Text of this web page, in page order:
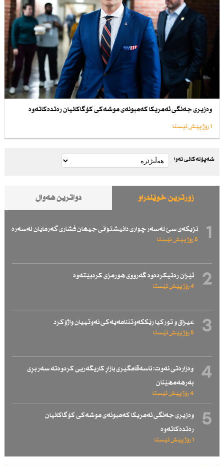
وەزیری جەنگی ئەمریكا كەمبونەی موشەكی كۆگاكانیان رەتدەكاتەوە
1 رۆژ پێش ئێستا
شەپۆلەکانی نەوا
زۆرترین خوێندراو دواترین هەواڵ
1 نزیكەی سێ لەسەر چواری دانیشتوانی جیهان فشاری گەرمایان لەسەرە
5 رۆژ پێش ئێستا
2 ئێران رەتیكردەوە گەرووی هورمزی كردبێتەوە
4 رۆژ پێش ئێستا
3 عیراق و توركیا رێككەوتننامەیەكی نەوتییان واژۆكرد
5 رۆژ پێش ئێستا
4
وەزارەتی نەوت: ناسەقامگیری بازاڕ كاریگەریی كردوەتە سەر بڕی
بەرهەمهێنان
4 رۆژ پێش ئێستا
5
وەزیری جەنگی ئەمریكا كەمبونەی موشەكی كۆگاكانیان
رەتدەكاتەوە
1 رۆژ پێش ئێستا